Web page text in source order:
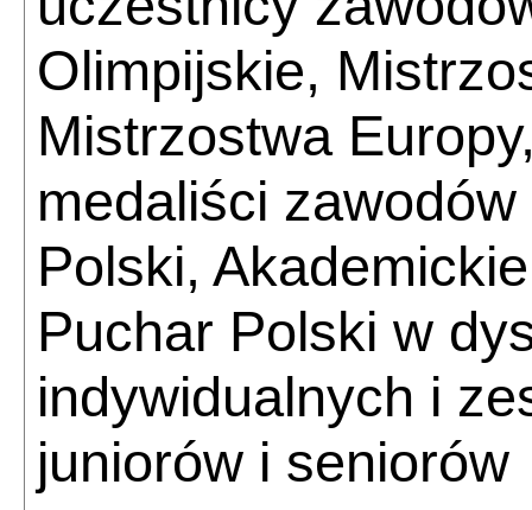
Olimpijskie,
Mistrzostwa
medaliści
Polski,
Puchar Polski w
indywidualnych i
juniorów i seniorów